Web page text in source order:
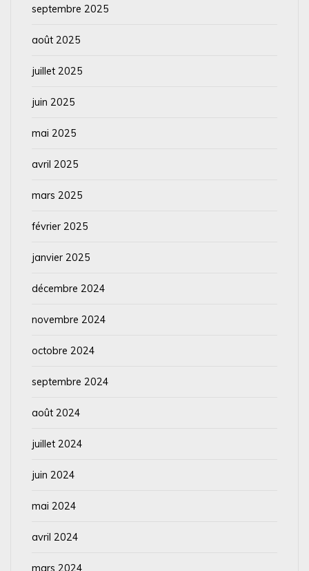
septembre 2025
août 2025
juillet 2025
juin 2025
mai 2025
avril 2025
mars 2025
février 2025
janvier 2025
décembre 2024
novembre 2024
octobre 2024
septembre 2024
août 2024
juillet 2024
juin 2024
mai 2024
avril 2024
mars 2024